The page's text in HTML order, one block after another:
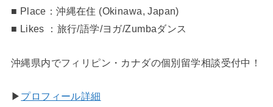
■ Place：沖縄在住 (Okinawa, Japan)
■ Likes ：旅行/語学/ヨガ/Zumbaダンス
沖縄県内でフィリピン・カナダの個別留学相談受付中！
▶︎ プロフィール詳細